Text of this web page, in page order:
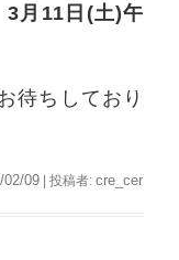
3月11日(土)午
待ちしており
02/09 |投稿者:cre_cer